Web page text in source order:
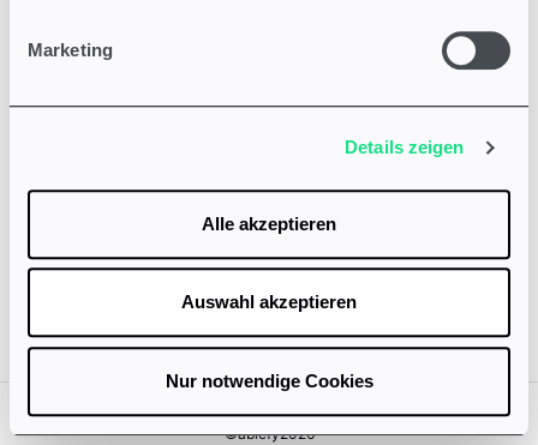
Marketing
Details zeigen
Alle akzeptieren
Auswahl akzeptieren
Nur notwendige Cookies
AGBDatenschutzrichtlinie Impressum
©ablefy2026